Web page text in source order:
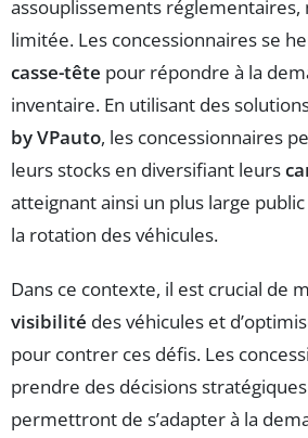
assouplissements réglementaires,
limitée. Les concessionnaires se
casse-tête pour répondre à la
inventaire. En utilisant des
by VPauto, les concessionnaires
leurs stocks en diversifiant leurs
atteignant ainsi un plus large
la rotation des véhicules.
Dans ce contexte, il est crucial de
visibilité des véhicules et
pour contrer ces défis. Les
prendre des décisions
permettront de s’adapter à la